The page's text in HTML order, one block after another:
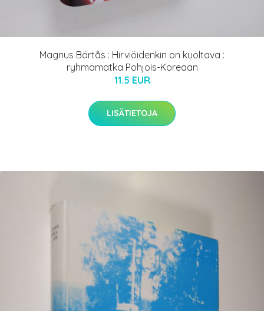
Magnus Bärtås : Hirviöidenkin on kuoltava :
ryhmämatka Pohjois-Koreaan
11.5 EUR
LISÄTIETOJA